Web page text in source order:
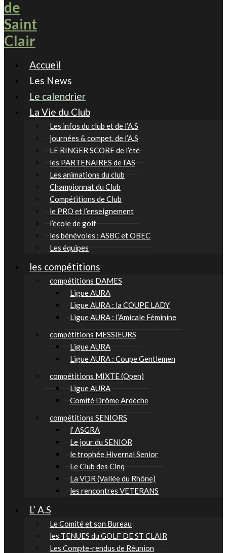
Accueil
Les News
Le calendrier
La Vie du Club
Les infos du club et de l’A.S
journées & compet. de l’A.S
LE RINGER SCORE de l’été
les PARTENAIRES de l’AS
Les animations du club
Championnat du Club
Compétitions de Club
le PRO et l’enseignement
l’école de golf
les bénévoles : ASBC et OBEC
Les équipes
les compétitions
compétitions DAMES
Ligue AURA
Ligue AURA : la COUPE LADY
Ligue AURA : l’Amicale Féminine
compétitions MESSIEURS
Ligue AURA
Ligue AURA : Coupe Gentlemen
compétitions MIXTE (Open)
Ligue AURA
Comité Drôme Ardèche
compétitions SENIORS
l’ ASGRA
Le jour du SENIOR
le trophée Hivernal Senior
Le Club des Cinq
La VDR (Vallée du Rhône)
les rencontres VETERANS
L’ A.S
Le Comité et son Bureau
les TENUES du GOLF DE ST CLAIR
Les Compte-rendus de Réunion